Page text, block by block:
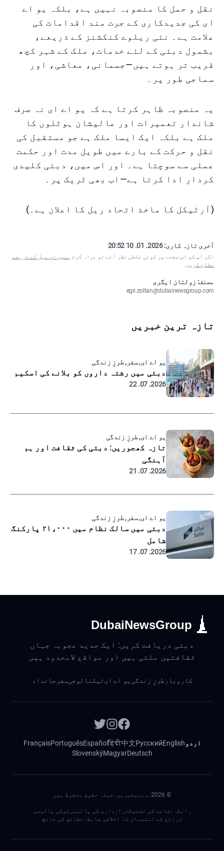
نقل و حمل کا منصوبہ نہیں ہے، بلکہ یو اے
ای کی جدیدکاری کے جرت مند اقدامات کی
علامت ہے۔ نئی ریلوے کنکشنز کے ذریعے،
بشمول دبئی کے لئے خدمات، ملک کے شہر کچھ
قریب تر ہوتے ہیں—جسمانی، معاشی، اور
سماجی طور پر۔
یہ منصوبہ ظاہر کرتا ہے کہ یو اے ای نہ صرف
شاندار تعمیرات اور عالیشان ہوٹلوں کا
ملک ہے بلکہ ایک ایسا ملک ہے جو مستقبل کی
نقل و حرکت کے بارے میں طویل مدت اور حکمت
عملی سے سوچتا ہے۔ اور اس میں، دبئی کلیدی
کردار ادا کرتا ہے—اب بھی ٹریک پر۔
(آرٹیکل کا ماخذ اتحاد ریل کا اعلان ہے۔)
آخری تازہ کاری:2026. 01. 10 20:52
اگر آپ کو اس صفحے پر کوئی غلطی نظر آئے تو براہ کرم ہمیں ای میل کے ذریعے
مطلع کریں ۔
مصنف: زولتان ایگری
egri.zoltan@dubainewsgroup.com
تازہ ترین خبریں
یو اے ای, سفر, طرزِ زندگی
دبئی میں رشتہ داروں کو بلانے کی اسکیم
2026. 07. 22
یو اے ای, طرزِ زندگی
تازہ کھجوریں: دبئی کی ثقافت اور ہم
آہنگی
2026. 07. 21
یو اے ای, سفر, طرزِ زندگی
دبئی میں سالک نظام میں ۲۱،۰۰۰ پارکنگ
شامل
2026. 07. 17
DubaiNewsGroup
دبئی دریافت کریں: ایک جدید عجوبہ جہاں
ثقافتیں ملتی ہیں اور مواقع لامحدود ہیں
کاروبار طرزِ زندگی یو اے ایٹیکنالوجیسفر جائداد
اردو English
Русский
中文
हिंदी
Español
Português
Français
Deutsch
Magyar
Slovenský
©
2026 .دبئیخبریں. جملہ حقوق محفوظ ہیں
رابطہ اشاعت کی تفصیلاترازداری کی پالیسیکوکی پالیسی
ذرائع کے استعمال کا اخلاقی ضابطہ حقائق کی جانچ